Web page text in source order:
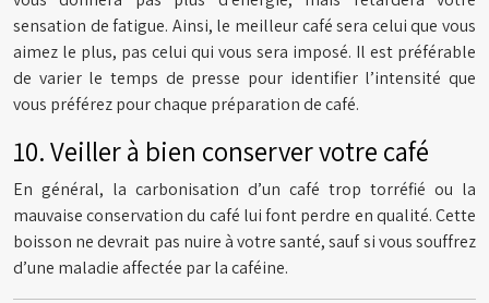
sensation de fatigue. Ainsi, le meilleur café sera celui que vous
aimez le plus, pas celui qui vous sera imposé. Il est préférable
de varier le temps de presse pour identifier l’intensité que
vous préférez pour chaque préparation de café.
10. Veiller à bien conserver votre café
En général, la carbonisation d’un café trop torréfié ou la
mauvaise conservation du café lui font perdre en qualité. Cette
boisson ne devrait pas nuire à votre santé, sauf si vous souffrez
d’une maladie affectée par la caféine.